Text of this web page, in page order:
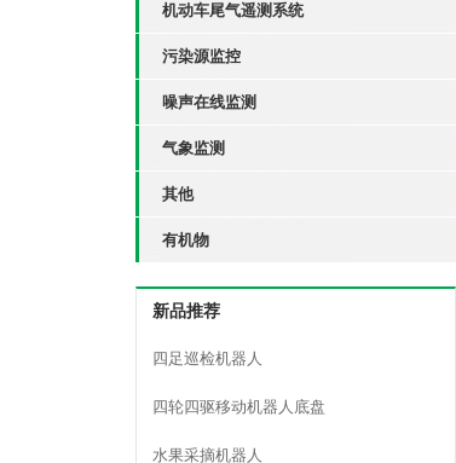
机动车尾气遥测系统
污染源监控
噪声在线监测
气象监测
其他
有机物
新品推荐
四足巡检机器人
四轮四驱移动机器人底盘
水果采摘机器人